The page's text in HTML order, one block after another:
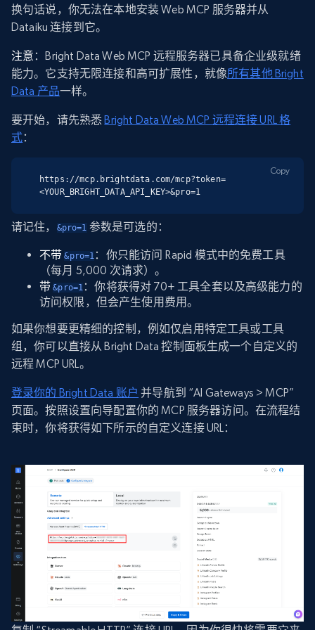
换句话说，你无法在本地安装 Web MCP 服务器并从
Dataiku 连接到它。
注意 ：Bright Data Web MCP 远程服务器已具备企业级就绪
能力。它支持无限连接和高可扩展性，就像所有其他 Bright
Data 产品一样。
要开始，请先熟悉Bright Data Web MCP 远程连接 URL 格
式：
https://mcp.brightdata.com/mcp?token=
<YOUR_BRIGHT_DATA_API_KEY>&pro=1
Copy
请记住， &pro=1 参数是可选的：
不带&pro=1 ：你只能访问 Rapid 模式中的免费工具
（每月 5,000 次请求）。
带&pro=1 ：你将获得对 70+ 工具全套以及高级能力的
访问权限，但会产生使用费用。
如果你想要更精细的控制，例如仅启用特定工具或工具
组，你可以直接从 Bright Data 控制面板生成一个自定义的
远程 MCP URL。
登录你的 Bright Data 账户 并导航到 “AI Gateways > MCP”
页面。按照设置向导配置你的 MCP 服务器访问。在流程结
束时，你将获得如下所示的自定义连接 URL：